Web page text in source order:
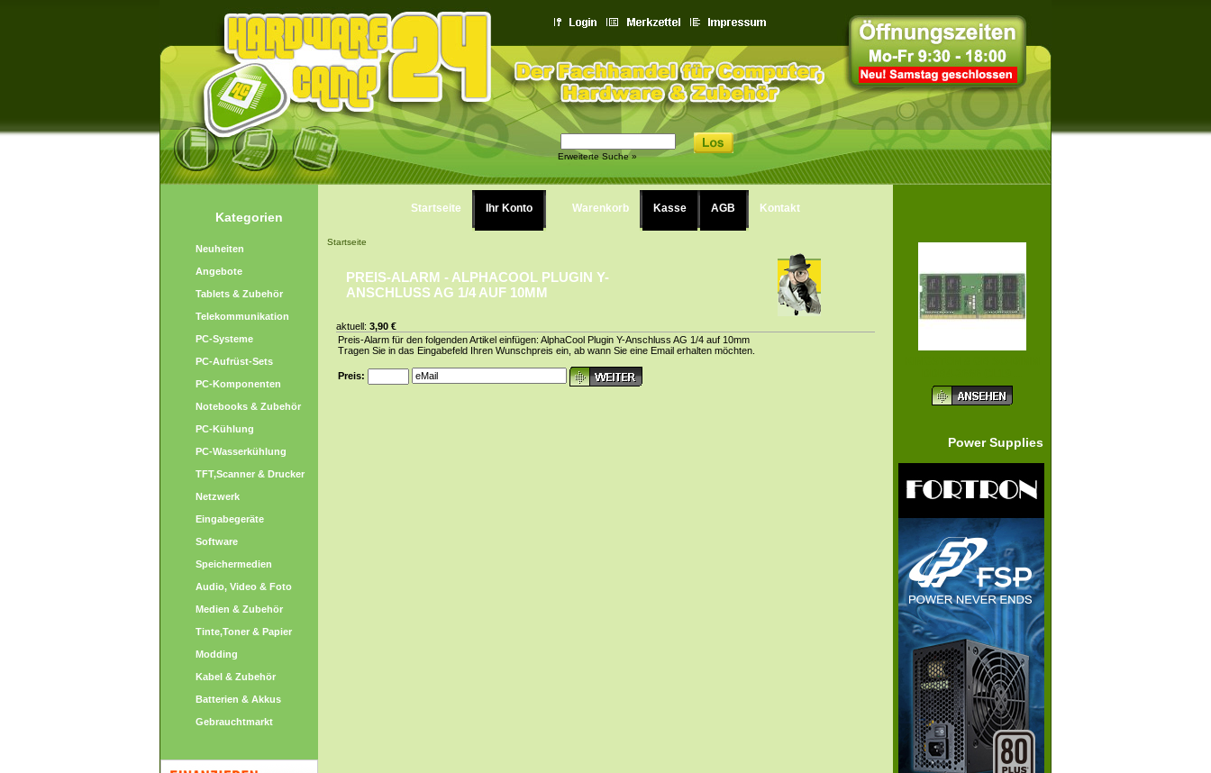
Erweiterte Suche »
Kategorien
Neuheiten
Angebote
Tablets & Zubehör
Telekommunikation
PC-Systeme
PC-Aufrüst-Sets
PC-Komponenten
Notebooks & Zubehör
PC-Kühlung
PC-Wasserkühlung
TFT,Scanner & Drucker
Netzwerk
Eingabegeräte
Software
Speichermedien
Audio, Video & Foto
Medien & Zubehör
Tinte,Toner & Papier
Modding
Kabel & Zubehör
Batterien & Akkus
Gebrauchtmarkt
Startseite Ihr Konto Warenkorb Kasse AGB Kontakt
Startseite
PREIS-ALARM - ALPHACOOL PLUGIN Y-
ANSCHLUSS AG 1/4 AUF 10MM
aktuell: 3,90 €
Preis-Alarm für den folgenden Artikel einfügen: AlphaCool Plugin Y-Anschluss AG 1/4 auf 10mm
Tragen Sie in das Eingabefeld Ihren Wunschpreis ein, ab wann Sie eine Email erhalten möchten.
Preis:
Power Supplies